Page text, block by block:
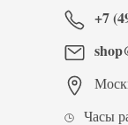
+7
Часы